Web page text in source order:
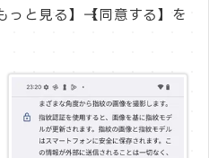
と見る】→【同意する】を